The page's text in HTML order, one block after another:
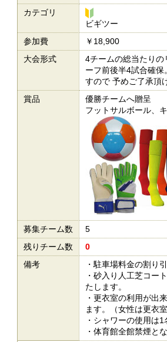
カテゴリ
ビ
ギ
ツ
ー
ビギツー
参加費
￥18,900
大会形式
4チームの総当たり
ーフ前後半4試合確
すので 予めご了承頂
賞品
優勝チームへ贈呈
フットサルボール、
募集チーム数
5
残りチーム数
0
備考
・駐車場料金の割り
・砂入り人工芝コー
たします。
・更衣室の利用が出
ます。（女性は更衣
・シャワーの使用は
・体育館全館禁煙と